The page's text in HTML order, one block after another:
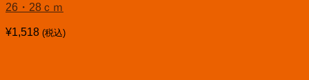
26・28ｃｍ
¥1,518 (税込)